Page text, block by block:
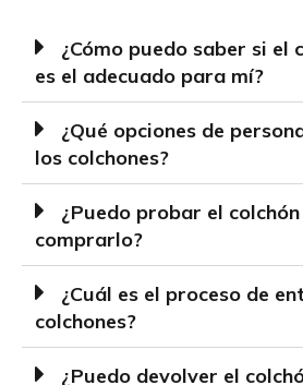
¿Cómo puedo saber si el
es el adecuado para mí?
¿Qué opciones de
los colchones?
¿Puedo probar el
comprarlo?
¿Cuál es el proceso de
colchones?
¿Puedo devolver el